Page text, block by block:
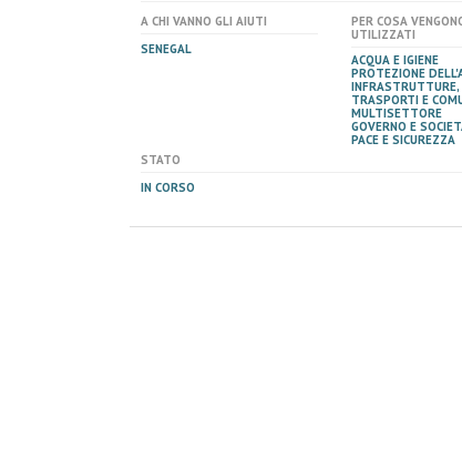
A CHI VANNO GLI AIUTI
SENEGAL
PER COSA
UTILIZZATI
ACQUA E IGIENE
PROTEZIONE
INFRASTRUTTURE,
TRASPORTI E
MULTISETTORE
GOVERNO E
PACE E SICUREZZA
STATO
IN CORSO